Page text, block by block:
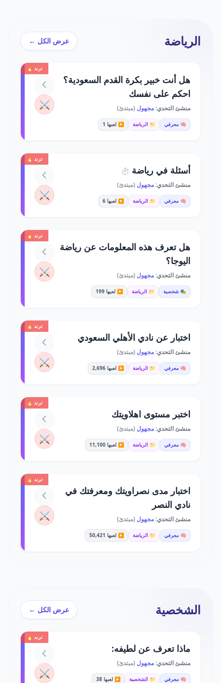
الرياضة عرض الكل ←
ترند 🔥
هل أنت خبير بكرة القدم السعودية؟
احكم على نفسك
منشئ التحدي:مجهول (مبتدئ)
🧠 معرفي 📁 الرياضة ▶️ لعبها 1
⚔️
ترند 🔥
أسئلة في رياضة ⏱️
منشئ التحدي:مجهول (مبتدئ)
🧠 معرفي 📁 الرياضة ▶️ لعبها 6 ⚔️
ترند 🔥
هل تعرف هذه المعلومات عن رياضة
اليوجا؟
منشئ التحدي:مجهول (مبتدئ)
🎭 شخصية 📁 الرياضة ▶️ لعبها 199
⚔️
ترند 🔥
اختبار عن نادي الأهلي السعودي
منشئ التحدي:مجهول (مبتدئ)
🧠 معرفي 📁 الرياضة ▶️ لعبها 2,696 ⚔️
ترند 🔥
اختبر مستوى اهلاويتك
منشئ التحدي:مجهول (مبتدئ)
🧠 معرفي 📁 الرياضة ▶️ لعبها 11,100 ⚔️
ترند 🔥
اختبار مدى نصراويتك ومعرفتك في
نادي النصر
منشئ التحدي:مجهول (مبتدئ)
🧠 معرفي 📁 الرياضة ▶️ لعبها 50,421
⚔️
الشخصية عرض الكل ←
ترند 🔥
ماذا تعرف عن لطيفه:
منشئ التحدي:مجهول (مبتدئ)
🧠 معرفي 📁 الشخصية ▶️ لعبها 38 ⚔️